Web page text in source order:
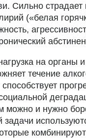
Сильно страдает
(«белая
на органы
течение
можно и нужно
задачи